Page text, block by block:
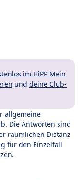
im HiPP Mein
und deine Club-
allgemeine
Die Antworten sind
räumlichen Distanz
für den Einzelfall